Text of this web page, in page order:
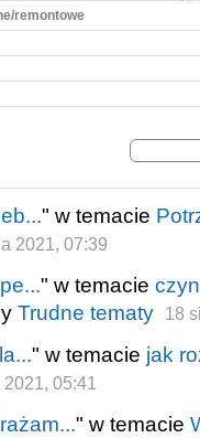
remontowe
" w temacie
2021, 07:39
" w temacie
Trudne tematy 18
" w temacie jak
05:41
" w temacie